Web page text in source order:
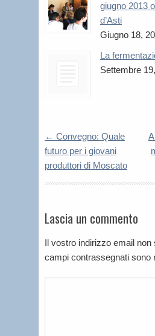
giugno 2013
d’Asti
Giugno 18,
La
Settembre
← Convegno: Quale
futuro per i giovani
produttori di Moscato
Lascia un commento
Il vostro indirizzo email non
campi contrassegnati sono